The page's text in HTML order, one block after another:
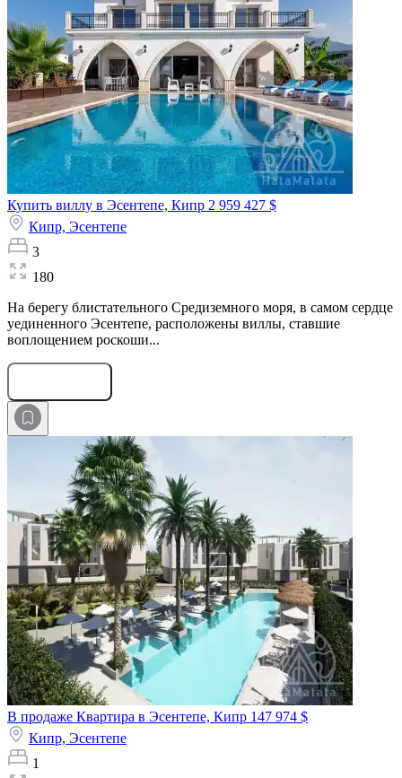
Купить виллу в Эсентепе, Кипр 2 959 427 $
Кипр, Эсентепе
3
180
На берегу блистательного Средиземного моря, в самом сердце
уединенного Эсентепе, расположены виллы, ставшие
воплощением роскоши...
В продаже Квартира в Эсентепе, Кипр 147 974 $
Кипр, Эсентепе
1